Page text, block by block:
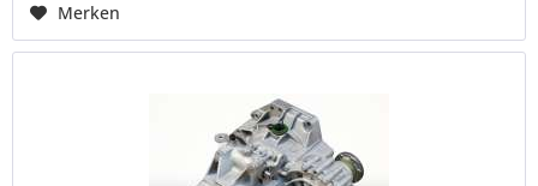
Merken